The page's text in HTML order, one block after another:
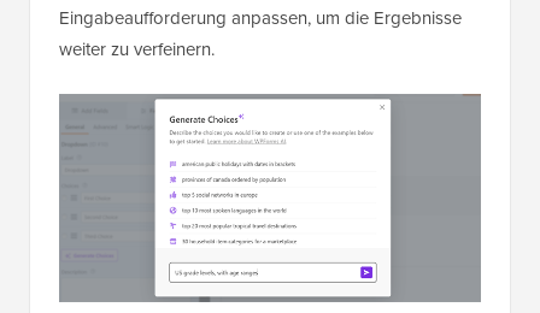
Eingabeaufforderung anpassen, um die Ergebnisse
weiter zu verfeinern.